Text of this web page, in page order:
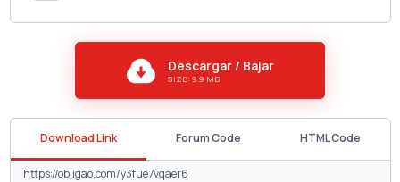
Descargar / Bajar
SIZE: 9.9 MB
Download Link Forum Code HTML Code